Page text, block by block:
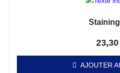
23,30
AJOUTER